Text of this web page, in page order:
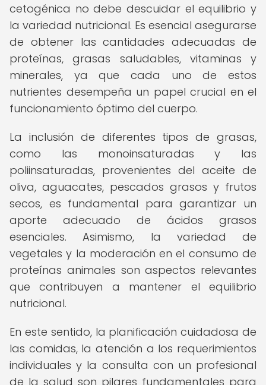
cetogénica no debe descuidar el equilibrio y
la variedad nutricional. Es esencial asegurarse
de obtener las cantidades adecuadas de
proteínas, grasas saludables, vitaminas y
minerales, ya que cada uno de estos
nutrientes desempeña un papel crucial en el
funcionamiento óptimo del cuerpo.
La inclusión de diferentes tipos de grasas,
como las monoinsaturadas y las
poliinsaturadas, provenientes del aceite de
oliva, aguacates, pescados grasos y frutos
secos, es fundamental para garantizar un
aporte adecuado de ácidos grasos
esenciales. Asimismo, la variedad de
vegetales y la moderación en el consumo de
proteínas animales son aspectos relevantes
que contribuyen a mantener el equilibrio
nutricional.
En este sentido, la planificación cuidadosa de
las comidas, la atención a los requerimientos
individuales y la consulta con un profesional
de la salud son pilares fundamentales para